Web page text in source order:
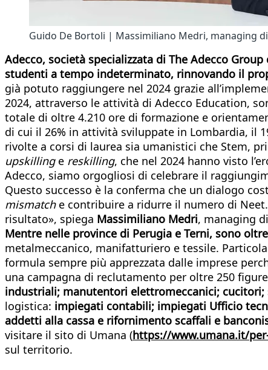
Guido De Bortoli | Massimiliano Medri, managing
Adecco, società specializzata di The Adecco
studenti a tempo indeterminato, rinnovando il
già potuto raggiungere nel 2024 grazie
2024, attraverso le attività di Adecco Education,
totale di oltre 4.210 ore di formazione e
di cui il 26% in attività sviluppate in Lombardia, il
rivolte a corsi di laurea sia umanistici che Stem,
upskillinge reskilling, che nel 2024 hanno visto
Adecco, siamo orgogliosi di celebrare il
Questo successo è la conferma che un dialogo
mismatche contribuire a ridurre il numero di
risultato», spiega Massimiliano Medri, managing
Mentre nelle province di Perugia e Terni, sono
metalmeccanico, manifatturiero e tessile.
formula sempre più apprezzata dalle imprese
una campagna di reclutamento per oltre 250
industriali; manutentori elettromeccanici;
logistica: impiegati contabili; impiegati Ufficio
addetti alla cassa e rifornimento scaffali e
visitare il sito di Umana (https://www.umana.it/
sul territorio.